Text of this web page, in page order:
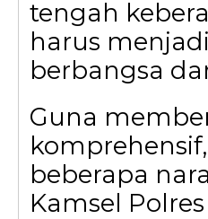
tengah
harus
berbangsa
Guna
beberapa
Kamsel